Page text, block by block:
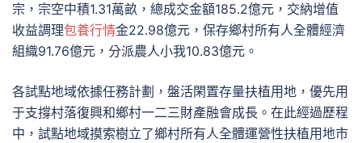
宗，宗空中積1.31萬畝，總成交金額185.2億元，交納增值
收益調理包養行情金22.98億元，保存鄉村所有人全體經濟
組織91.76億元，分派農人小我10.83億元。
各試點地域依據任務計劃，盤活閑置存量扶植用地，優先用
于支撐村落復興和鄉村一二三財產融會成長。在此經過歷程
中，試點地域摸索樹立了鄉村所有人全體運營性扶植用地市